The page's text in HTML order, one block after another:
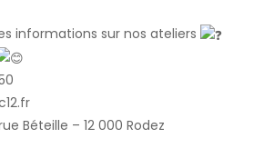
informations sur nos ateliers
Béteille – 12 000 Rodez